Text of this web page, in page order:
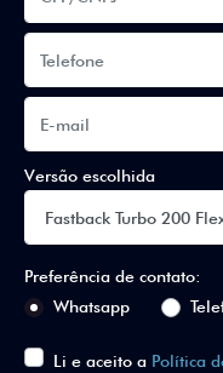
Versão escolhida
Preferência de contato:
Whatsapp
Li e aceito a Política